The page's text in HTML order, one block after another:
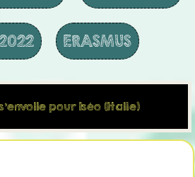
ERASMUS
pour Iséo (Italie)